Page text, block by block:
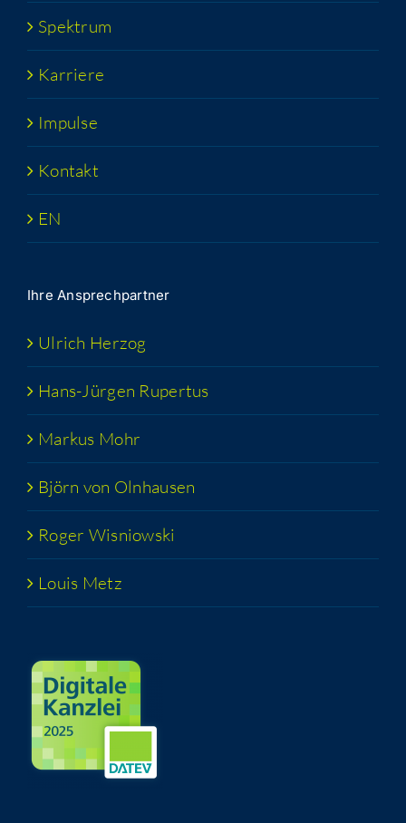
Spek­trum
Kar­rie­re
Impul­se
Kon­takt
EN
Ihre Ansprech­part­ner
Ulrich Her­zog
Hans-Jür­­gen Rupertus
Mar­kus Mohr
Björn von Olnhausen
Roger Wis­niow­ski
Lou­is Metz